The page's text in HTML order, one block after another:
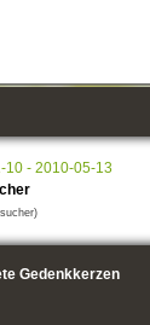
10 - 2010-05-13
Gedenkkerzen